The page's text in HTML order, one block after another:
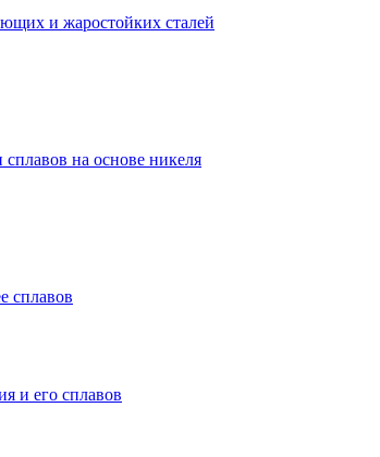
и жаростойких сталей
на основе никеля
сплавов
и его сплавов